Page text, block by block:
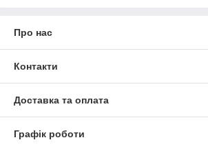
Про нас
Контакти
Доставка та оплата
Графік роботи